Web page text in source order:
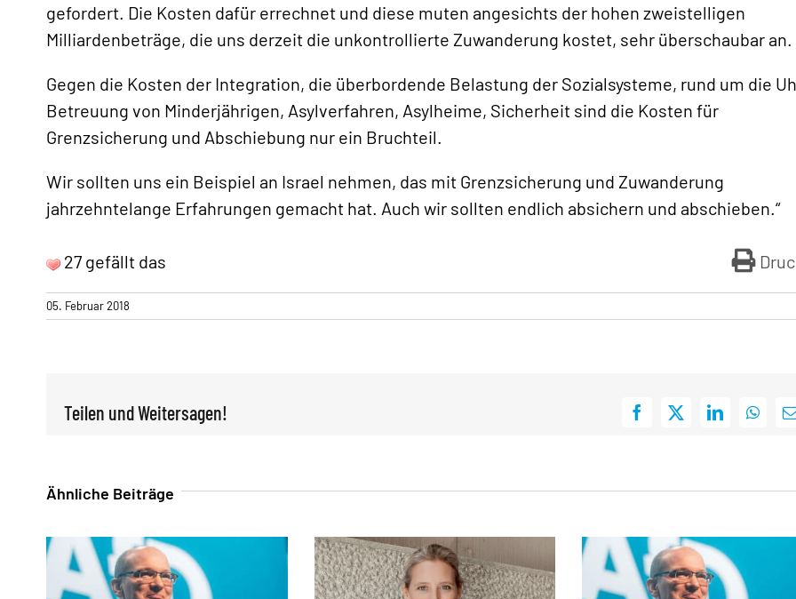
gefordert. Die Kosten dafür errechnet und diese muten angesichts der hohen zweistelligen
Milliardenbeträge, die uns derzeit die unkontrollierte Zuwanderung kostet, sehr überschaubar an.
Gegen die Kosten der Integration, die überbordende Belastung der Sozialsysteme, rund um die
Betreuung von Minderjährigen, Asylverfahren, Asylheime, Sicherheit sind die Kosten für
Grenzsicherung und Abschiebung nur ein Bruchteil.
Wir sollten uns ein Beispiel an Israel nehmen, das mit Grenzsicherung und Zuwanderung
jahrzehntelange Erfahrungen gemacht hat. Auch wir sollten endlich absichern und abschieben.“
27 gefällt das
05. Februar 2018
Teilen und Weitersagen! Facebook
X LinkedIn
Ähnliche Beiträge